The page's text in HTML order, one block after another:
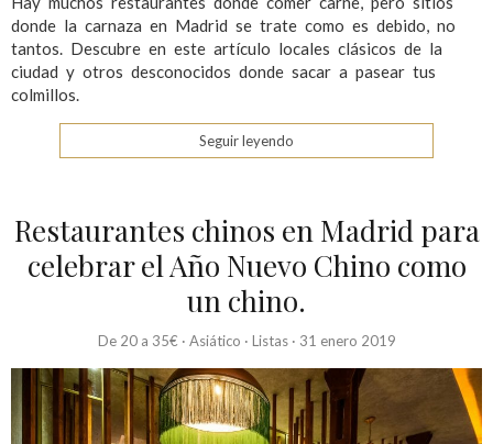
donde la carnaza en Madrid se trate como es debido, no
tantos. Descubre en este artículo locales clásicos de la
ciudad y otros desconocidos donde sacar a pasear tus
colmillos.
Seguir leyendo
Restaurantes chinos en Madrid para
celebrar el Año Nuevo Chino como
un chino.
De 20 a 35€ · Asiático · Listas· 31 enero 2019